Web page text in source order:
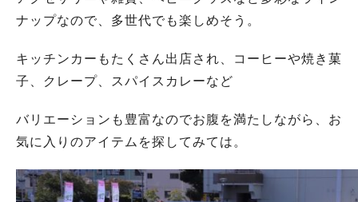
ナップなので、多世代でも楽しめそう。
キッチンカーもたくさん出店され、コーヒーや焼き菓
子、クレープ、スパイスカレーなど
バリエーションも豊富なのでお腹を満たしながら、お
気に入りのアイテムを探してみては。